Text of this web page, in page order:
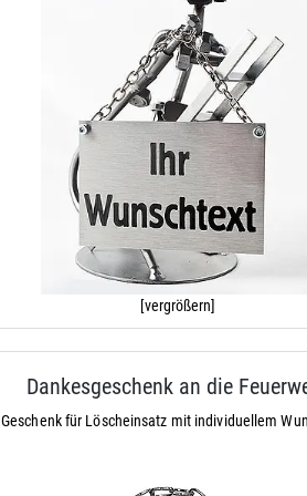
[vergrößern]
Dankesgeschenk an die
Geschenk für Löscheinsatz mit individuellem